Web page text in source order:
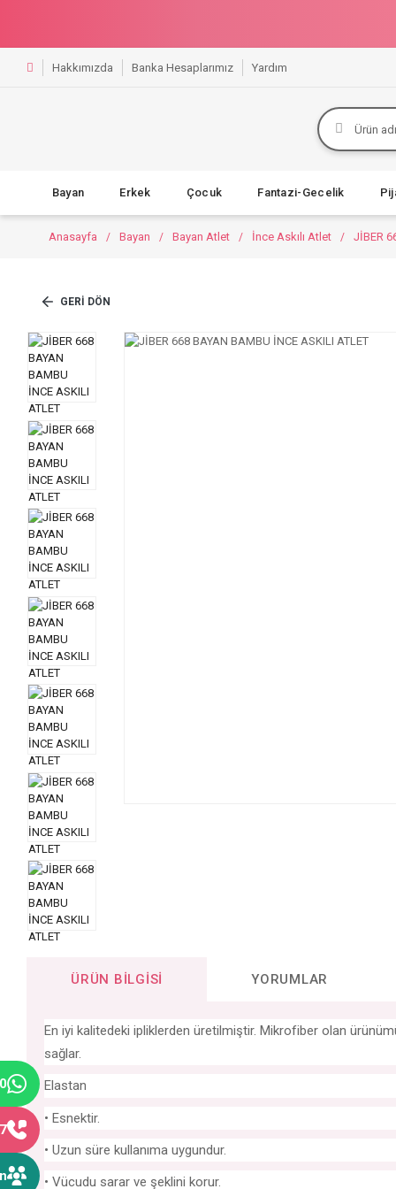
Hakkımızda Banka Hesaplarımız Yardım
Bayan Erkek Çocuk Fantazi-Gecelik
Anasayfa Bayan Bayan Atlet İnce Askılı Atlet JİBER
GERI DÖN
ÜRÜN BILGISI YORUMLAR
En iyi kalitedeki ipliklerden üretilmiştir. Mikrofiber olan
sağlar.
Elastan
• Esnektir.
• Uzun süre kullanıma uygundur.
• Vücudu sarar ve şeklini korur.